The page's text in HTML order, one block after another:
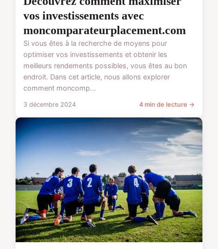
vos investissements avec
moncomparateurplacement.com
Si vous êtes à la recherche de moyens pour
optimiser vos investissements et obtenir les
meilleurs rendements possibles, vous êtes au bon
endroit. Dans cet article, nous allons explorer
comment moncomp...
3 décembre 2024 4 min de lecture →